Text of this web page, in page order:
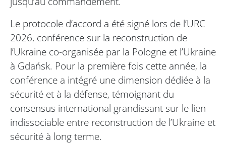
Le protocole d’accord a été signé lors de l’URC
2026, conférence sur la reconstruction de
l’Ukraine co-organisée par la Pologne et l’Ukraine
à Gdańsk. Pour la première fois cette année, la
conférence a intégré une dimension dédiée à la
sécurité et à la défense, témoignant du
consensus international grandissant sur le lien
indissociable entre reconstruction de l’Ukraine et
sécurité à long terme.